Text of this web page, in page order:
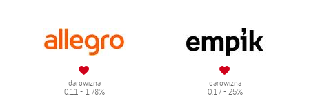
darowizna
0.11 - 1.78%
darowizna
0.17 - 25%